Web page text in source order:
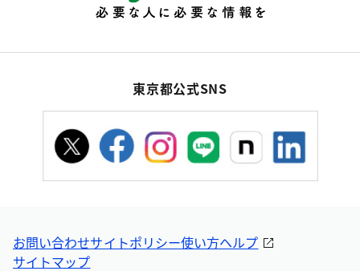
東京都公式SNS
お問い合わせサイトポリシー使い方ヘルプ
サイトマップ